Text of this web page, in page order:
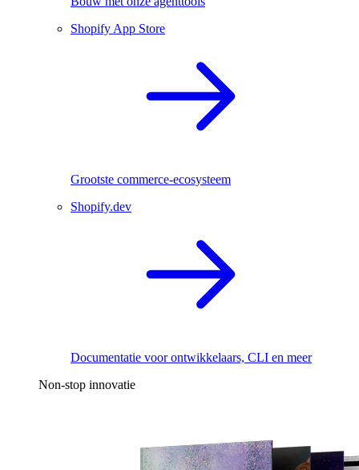
Shopify App Store
Grootste commerce-ecosysteem
Shopify.dev
Documentatie voor ontwikkelaars, CLI en meer
Non-stop innovatie